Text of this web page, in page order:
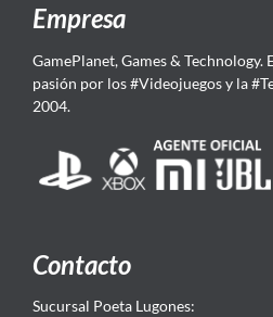
Empresa
GamePlanet, Games &
pasión por los #Videojuegos y la
2004.
Contacto
Sucursal Poeta Lugones: